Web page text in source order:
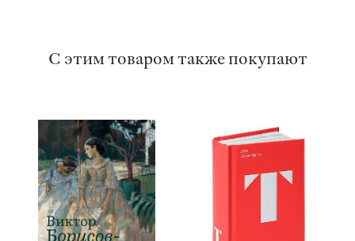
С этим товаром также покупают